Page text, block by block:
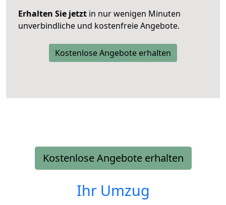
Erhalten Sie jetzt in nur wenigen Minuten
unverbindliche und kostenfreie Angebote.
Kostenlose Angebote erhalten
Kostenlose Angebote erhalten
Ihr Umzug